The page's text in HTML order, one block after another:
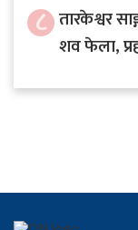
८ तारकेश्वर
शव फेला,